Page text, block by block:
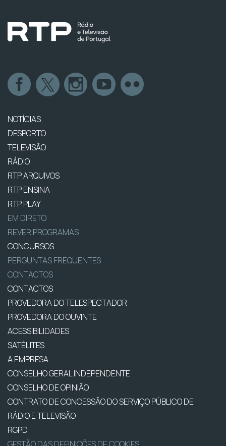
NOTÍCIAS
DESPORTO
TELEVISÃO
RÁDIO
RTP ARQUIVOS
RTP ENSINA
RTP PLAY
EM DIRETO
REVER PROGRAMAS
CONCURSOS
PERGUNTAS FREQUENTES
CONTACTOS
CONTACTOS
PROVEDORA DO TELESPECTADOR
PROVEDORA DO OUVINTE
ACESSIBILIDADES
SATÉLITES
A EMPRESA
CONSELHO GERAL INDEPENDENTE
CONSELHO DE OPINIÃO
CONTRATO DE CONCESSÃO DO SERVIÇO PÚBLICO DE
RÁDIO E TELEVISÃO
RGPD